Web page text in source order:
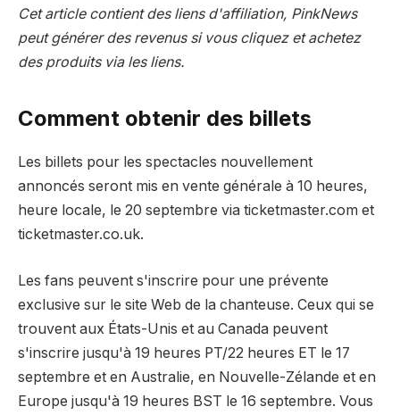
Cet article contient des liens d'affiliation, PinkNews
peut générer des revenus si vous cliquez et achetez
des produits via les liens.
Comment obtenir des billets
Les billets pour les spectacles nouvellement
annoncés seront mis en vente générale à 10 heures,
heure locale, le 20 septembre via ticketmaster.com et
ticketmaster.co.uk.
Les fans peuvent s'inscrire pour une prévente
exclusive sur le site Web de la chanteuse. Ceux qui se
trouvent aux États-Unis et au Canada peuvent
s'inscrire jusqu'à 19 heures PT/22 heures ET le 17
septembre et en Australie, en Nouvelle-Zélande et en
Europe jusqu'à 19 heures BST le 16 septembre. Vous